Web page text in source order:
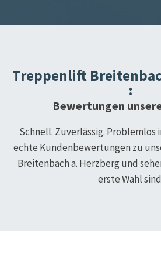
Treppenlift
:
Bewertungen
Schnell. Zuverlässig. Problemlos
echte Kundenbewertungen zu
Breitenbach a. Herzberg und
erste Wahl